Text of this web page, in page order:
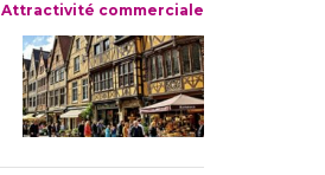
Attractivité commerciale